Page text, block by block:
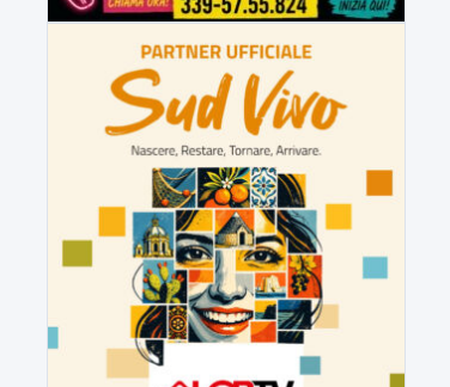
ULTIMI VIDEO